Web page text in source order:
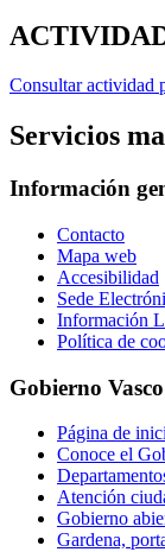
Consultar actividad
Servicios
Información
Contacto
Mapa web
Accesibilidad
Sede
Información
Política de
Gobierno Vasco
Página de
Conoce el
Atención
Gobierno
Gardena,